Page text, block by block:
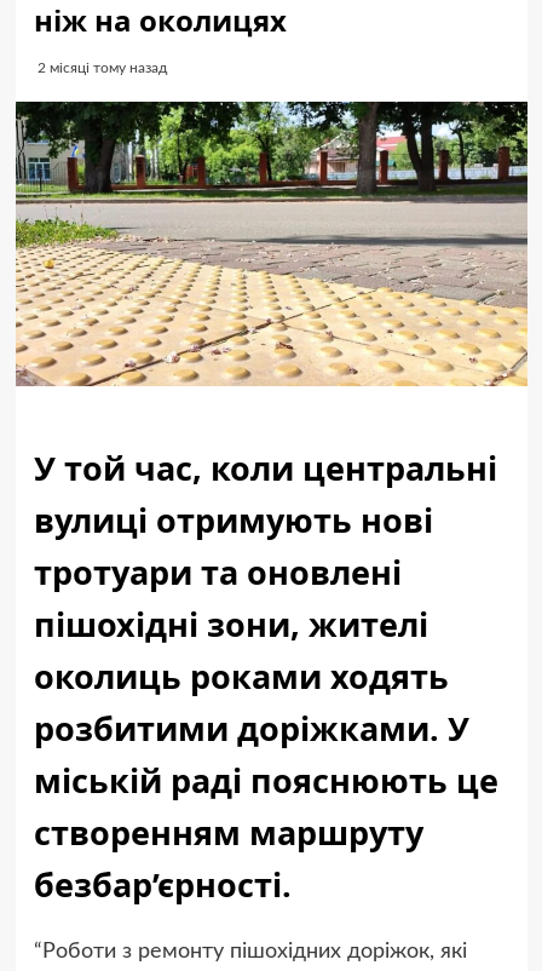
ніж на околицях
2 місяці тому назад
У той час, коли центральні
вулиці отримують нові
тротуари та оновлені
пішохідні зони, жителі
околиць роками ходять
розбитими доріжками. У
міській раді пояснюють це
створенням маршруту
безбар’єрності.
“Роботи з ремонту пішохідних доріжок, які